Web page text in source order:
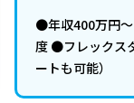
●年収400万円
度 ●フレックス
ートも可能）